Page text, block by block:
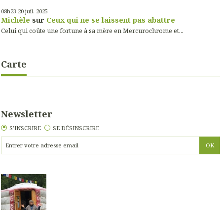
08h23 20 juil. 2025
Michèle sur Ceux qui ne se laissent pas abattre
Celui qui coûte une fortune à sa mère en Mercurochrome et...
Carte
Newsletter
S'INSCRIRE SE DÉSINSCRIRE